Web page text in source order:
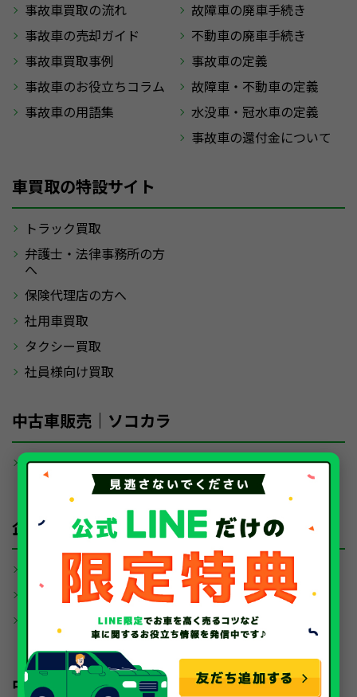
事故車買取の流れ
事故車の売却ガイド
事故車買取事例
事故車のお役立ちコラム
事故車の用語集
故障車の廃車手続き
不動車の廃車手続き
事故車の定義
故障車・不動車の定義
水没車・冠水車の定義
事故車の還付金について
車買取の特設サイト
トラック買取
弁護士・法律事務所の方
へ
保険代理店の方へ
社用車買取
タクシー買取
社員様向け買取
中古車販売｜ソコカラ
ソコカラセレクト 店
舗・展示場一覧
企業情報
会社概要
全国拠点案内
プライバシーポリシー
古物営業法に基づく表記
反社会的勢力に対する基
サイトマップ
中古車・廃車・事故車買取 対応地域